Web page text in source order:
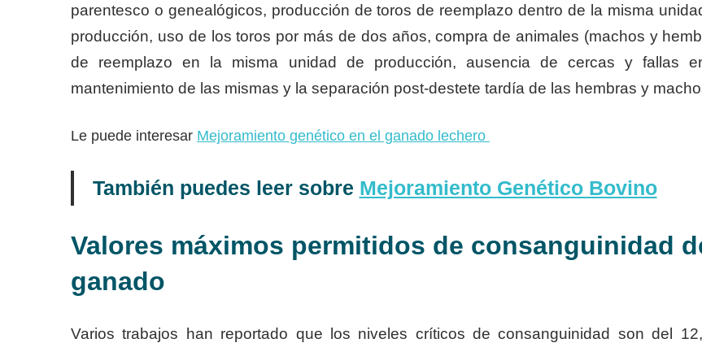
parentesco o genealógicos, producción de toros de reemplazo dentro de la misma
producción, uso de los toros por más de dos años, compra de animales (machos y
de reemplazo en la misma unidad de producción, ausencia de cercas y fallas
mantenimiento de las mismas y la separación post-destete tardía de las hembras y
Le puede interesar Mejoramiento genético en el ganado lechero
También puedes leer sobre Mejoramiento Genético Bovino
Valores máximos permitidos de consanguinidad
ganado
Varios trabajos han reportado que los niveles críticos de consanguinidad son del